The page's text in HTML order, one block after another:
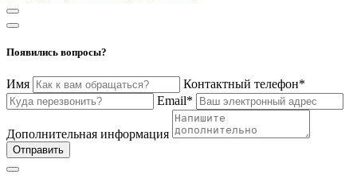
Появились вопросы?
Имя
Контактный телефон*
Email*
Дополнительная информация
Отправить